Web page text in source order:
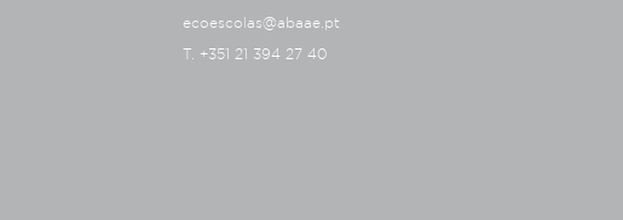
ecoescolas@abaae.pt
T. +351 21 394 27 40